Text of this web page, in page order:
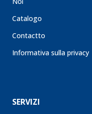
Catalogo
Contactto
Informativa sulla privacy
SERVIZI